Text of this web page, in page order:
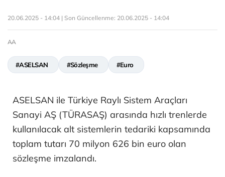
20.06.2025 - 14:04 | Son Güncellenme: 20.06.2025 - 14:04
AA
#ASELSAN #Sözleşme #Euro
ASELSAN ile Türkiye Raylı Sistem Araçları
Sanayi AŞ (TÜRASAŞ) arasında hızlı trenlerde
kullanılacak alt sistemlerin tedariki kapsamında
toplam tutarı 70 milyon 626 bin euro olan
sözleşme imzalandı.